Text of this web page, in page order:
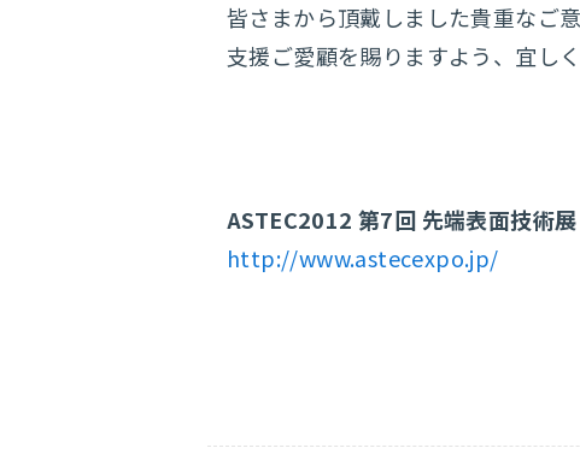
皆さまから頂戴しました貴重なご
支援ご愛顧を賜りますよう、宜し
ASTEC2012 第7回 先端表面技術
http://www.astecexpo.jp/